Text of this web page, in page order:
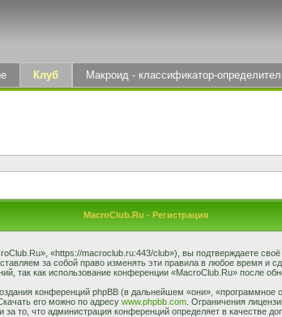
Клуб Макроид - классификатор-
MacroClub.Ru - Регистрация
«https://macroclub.ru:443/club»), вы подтверждаете
за собой право изменять эти правила в любое время и
так как использование конференции «MacroClub.Ru» после
конференций phpBB (в дальнейшем «они», «программное
его можно по адресу www.phpbb.com. Ограничения
то, что администрация конференций определяет в качестве